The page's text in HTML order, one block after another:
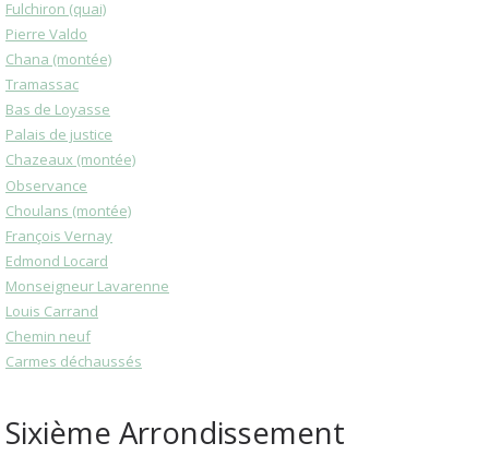
Fulchiron (quai)
Pierre Valdo
Chana (montée)
Tramassac
Bas de Loyasse
Palais de justice
Chazeaux (montée)
Observance
Choulans (montée)
François Vernay
Edmond Locard
Monseigneur Lavarenne
Louis Carrand
Chemin neuf
Carmes déchaussés
Sixième Arrondissement